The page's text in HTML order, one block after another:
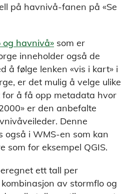
på havnivå-fanen på «Se
havnivå» som er
inneholder også de
å følge lenken «vis i kart» i
er det mulig å velge ulike
å få opp metadata hvor
er den anbefalte
Denne
også i WMS-en som kan
som for eksempel QGIS.
ett tall per
av stormflo og